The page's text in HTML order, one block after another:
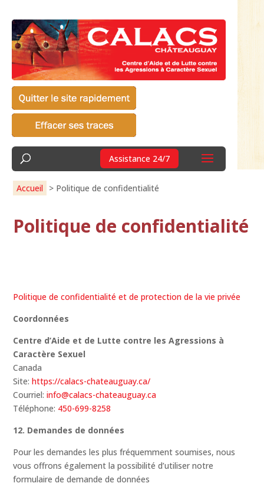
Assistance 24/7
Accueil > Politique de confidentialité
Politique de confidentialité
Politique de confidentialité et de protection de la vie privée
Coordonnées
Centre d’Aide et de Lutte contre les Agressions à
Caractère Sexuel
Canada
Site:https://calacs-chateauguay.ca/
Courriel:info@calacs-chateauguay.ca
Téléphone: 450-699-8258
12. Demandes de données
Pour les demandes les plus fréquemment soumises, nous
vous offrons également la possibilité d’utiliser notre
formulaire de demande de données